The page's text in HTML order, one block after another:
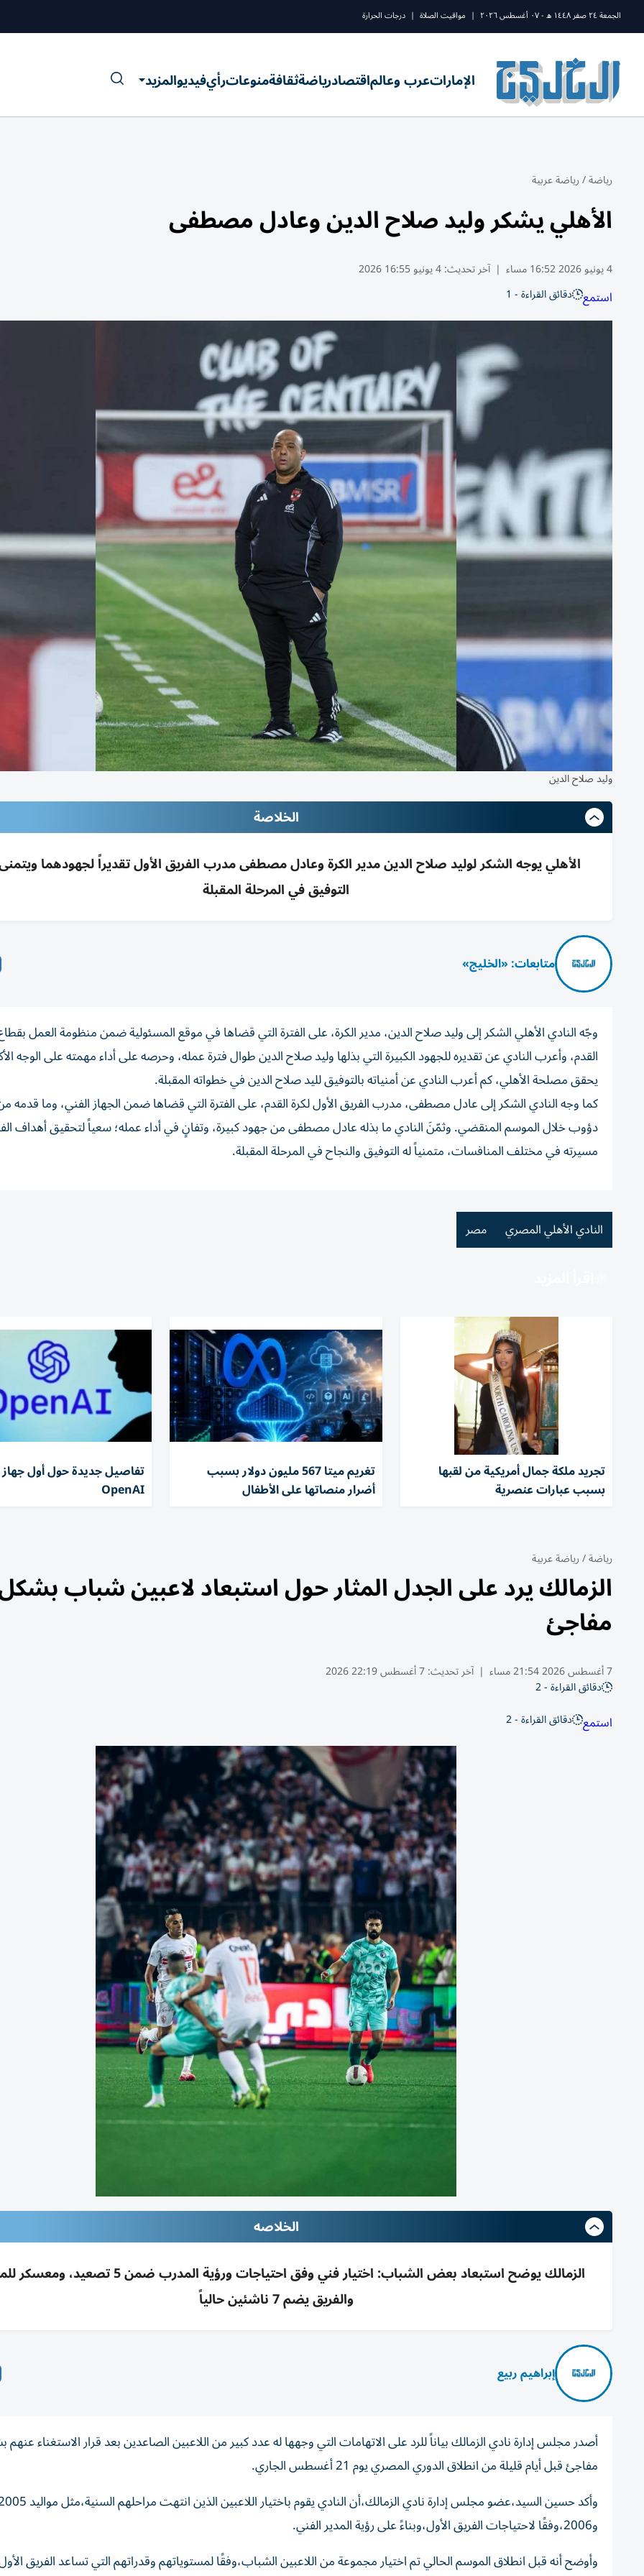
الجمعة ٢٤ صفر ١٤٤٨ ه - ٠٧ أغسطس ٢٠٢٦ | مواقيت الصلاة | درجات الحرارة
الإماراتعرب وعالماقتصادرياضةثقافةمنوعاترأيفيديوالمزيد
رياضة/رياضة عربية
الأهلي يشكر وليد صلاح الدين وعادل مصطفى
4 يونيو 2026 16:52 مساء | آخر تحديث:4 يونيو 16:55 2026
استمع دقائق القراءة - 1
وليد صلاح الدين
الخلاصة
الأهلي يوجه الشكر لوليد صلاح الدين مدير الكرة وعادل مصطفى مدرب الفريق الأول تقديراً لجهودهما
التوفيق في المرحلة المقبلة
متابعات: «الخليج»
وجّه النادي الأهلي الشكر إلى وليد صلاح الدين، مدير الكرة، على الفترة التي قضاها في موقع المسئولية ضمن منظومة العمل
القدم، وأعرب النادي عن تقديره للجهود الكبيرة التي بذلها وليد صلاح الدين طوال فترة عمله، وحرصه على أداء مهمته على الوجه
يحقق مصلحة الأهلي، كم أعرب النادي عن أمنياته بالتوفيق لليد صلاح الدين في خطواته المقبلة.
كما وجه النادي الشكر إلى عادل مصطفى، مدرب الفريق الأول لكرة القدم، على الفترة التي قضاها ضمن الجهاز الفني، وما
دؤوب خلال الموسم المنقضي. وثمّنَ النادي ما بذله عادل مصطفى من جهود كبيرة، وتفانٍ في أداء عمله؛ سعياً لتحقيق أهداف
مسيرته في مختلف المنافسات، متمنياً له التوفيق والنجاح في المرحلة المقبلة.
النادي الأهلي المصري مصر
تجريد ملكة جمال أمريكية من لقبها
بسبب عبارات عنصرية
تغريم ميتا 567 مليون دولار بسبب
أضرار منصاتها على الأطفال
تفاصيل جديدة حول أول
OpenAI
رياضة/رياضة عربية
الزمالك يرد على الجدل المثار حول استبعاد لاعبين شباب
مفاجئ
7 أغسطس 2026 21:54 مساء | آخر تحديث:7 أغسطس 22:19 2026
دقائق القراءة - 2
استمع دقائق القراءة - 2
الخلاصه
الزمالك يوضح استبعاد بعض الشباب: اختيار فني وفق احتياجات ورؤية المدرب
والفريق يضم 7 ناشئين حالياً
إبراهيم ربيع
أصدر مجلس إدارة نادي الزمالك بياناً للرد على الاتهامات التي وجهها له عدد كبير من اللاعبين الصاعدين بعد قرار الاستغناء
مفاجئ قبل أيام قليلة من انطلاق الدوري المصري يوم 21 أغسطس الجاري.
وأكد حسين السيد،عضو مجلس إدارة نادي الزمالك،أن النادي يقوم باختيار اللاعبين الذين انتهت
و2006،وفقًا لاحتياجات الفريق الأول،وبناءً على رؤية المدير الفني.
وأوضح أنه قبل انطلاق الموسم الحالي تم اختيار مجموعة من اللاعبين الشباب،وفقًا لمستوياتهم وقدراتهم التي تساعد الفريق